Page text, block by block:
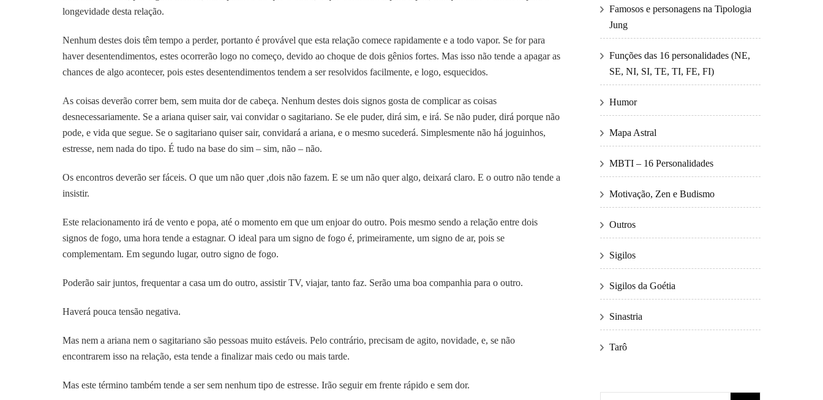
longevidade desta relação.
Nenhum destes dois têm tempo a perder, portanto é provável que esta relação comece rapidamente e a todo vapor. Se for para
haver desentendimentos, estes ocorrerão logo no começo, devido ao choque de dois gênios fortes. Mas isso não tende a apagar as
chances de algo acontecer, pois estes desentendimentos tendem a ser resolvidos facilmente, e logo, esquecidos.
As coisas deverão correr bem, sem muita dor de cabeça. Nenhum destes dois signos gosta de complicar as coisas
desnecessariamente. Se a ariana quiser sair, vai convidar o sagitariano. Se ele puder, dirá sim, e irá. Se não puder, dirá porque não
pode, e vida que segue. Se o sagitariano quiser sair, convidará a ariana, e o mesmo sucederá. Simplesmente não há joguinhos,
estresse, nem nada do tipo. É tudo na base do sim – sim, não – não.
Os encontros deverão ser fáceis. O que um não quer ,dois não fazem. E se um não quer algo, deixará claro. E o outro não tende a
insistir.
Este relacionamento irá de vento e popa, até o momento em que um enjoar do outro. Pois mesmo sendo a relação entre dois
signos de fogo, uma hora tende a estagnar. O ideal para um signo de fogo é, primeiramente, um signo de ar, pois se
complementam. Em segundo lugar, outro signo de fogo.
Poderão sair juntos, frequentar a casa um do outro, assistir TV, viajar, tanto faz. Serão uma boa companhia para o outro.
Haverá pouca tensão negativa.
Mas nem a ariana nem o sagitariano são pessoas muito estáveis. Pelo contrário, precisam de agito, novidade, e, se não
encontrarem isso na relação, esta tende a finalizar mais cedo ou mais tarde.
Mas este término também tende a ser sem nenhum tipo de estresse. Irão seguir em frente rápido e sem dor.
Famosos e personagens na Tipologia
Jung
Funções das 16 personalidades (NE,
SE, NI, SI, TE, TI, FE, FI)
Humor
Mapa Astral
MBTI – 16 Personalidades
Motivação, Zen e Budismo
Outros
Sigilos
Sigilos da Goétia
Sinastria
Tarô